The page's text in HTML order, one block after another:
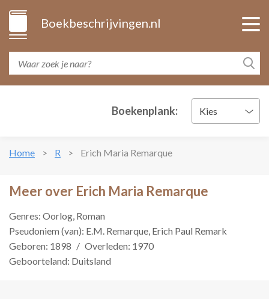
Boekbeschrijvingen.nl
Boekenplank: Kies
Home R Erich Maria Remarque
Meer over Erich Maria Remarque
Genres: Oorlog, Roman
Pseudoniem (van): E.M. Remarque, Erich Paul Remark
Geboren: 1898 / Overleden: 1970
Geboorteland: Duitsland